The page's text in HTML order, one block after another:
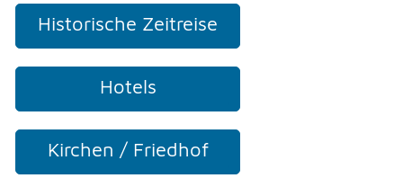
Historische Zeitreise
Hotels
Kirchen / Friedhof